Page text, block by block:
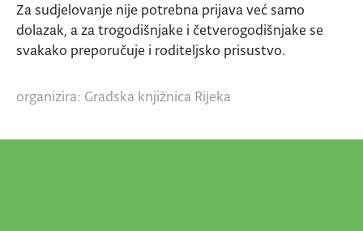
Za sudjelovanje nije potrebna prijava već samo
dolazak, a za trogodišnjake i četverogodišnjake se
svakako preporučuje i roditeljsko prisustvo.
organizira: Gradska knjižnica Rijeka